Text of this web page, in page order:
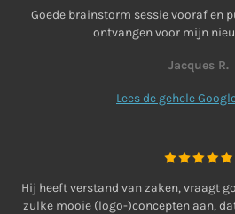
Goede brainstorm sessie vooraf en
ontvangen voor mijn
Jacques R.
Lees de gehele
Hij heeft verstand van zaken, vraagt
zulke mooie (logo-)concepten aan,